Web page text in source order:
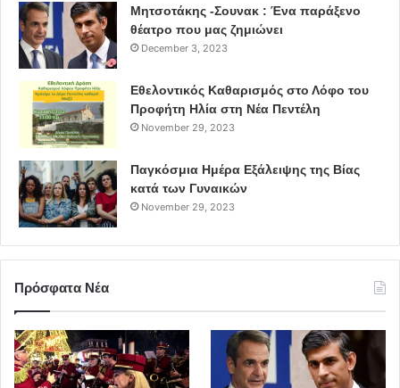
Μητσοτάκης -Σουνακ : Ένα παράξενο
θέατρο που μας ζημιώνει
December 3, 2023
Εθελοντικός Καθαρισμός στο Λόφο του
Προφήτη Ηλία στη Νέα Πεντέλη
November 29, 2023
Παγκόσμια Ημέρα Εξάλειψης της Βίας
κατά των Γυναικών
November 29, 2023
Πρόσφατα Νέα